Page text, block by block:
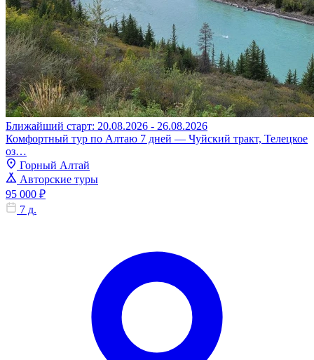
Ближайший старт: 20.08.2026 - 26.08.2026
Комфортный тур по Алтаю 7 дней — Чуйский тракт, Телецкое
оз…
Горный Алтай
Авторские туры
95 000 ₽
7 д.